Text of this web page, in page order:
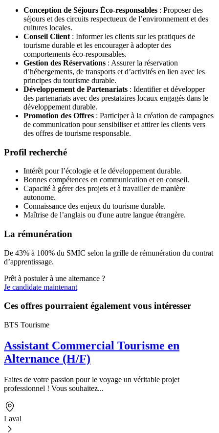
Conception de Séjours Éco-responsables : Proposer des
séjours et des circuits respectueux de l’environnement et des
cultures locales.
Conseil Client : Informer les clients sur les pratiques de
tourisme durable et les encourager à adopter des
comportements éco-responsables.
Gestion des Réservations : Assurer la réservation
d’hébergements, de transports et d’activités en lien avec les
principes du tourisme durable.
Développement de Partenariats : Identifier et développer
des partenariats avec des prestataires locaux engagés dans le
développement durable.
Promotion des Offres : Participer à la création de campagnes
de communication pour sensibiliser et attirer les clients vers
des offres de tourisme responsable.
Profil recherché
Intérêt pour l’écologie et le développement durable.
Bonnes compétences en communication et en conseil.
Capacité à gérer des projets et à travailler de manière
autonome.
Connaissance des enjeux du tourisme durable.
Maîtrise de l’anglais ou d'une autre langue étrangère.
La rémunération
De 43% à 100% du SMIC selon la grille de rémunération du contrat
d’apprentissage.
Prêt à postuler à une alternance ?
Je candidate maintenant
Ces offres pourraient également vous intéresser
BTS Tourisme
Assistant Commercial Tourisme en
Alternance (H/F)
Faites de votre passion pour le voyage un véritable projet
professionnel ! Vous souhaitez...
Laval